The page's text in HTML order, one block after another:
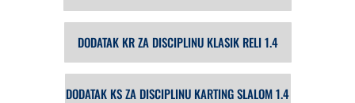
DODATAK KR ZA DISCIPLINU KLASIK RELI 1.4
DODATAK KS ZA DISCIPLINU KARTING SLALOM 1.4